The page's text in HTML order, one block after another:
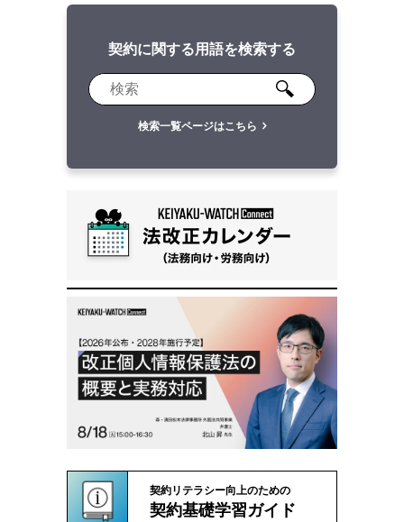
契約に関する用語を検索する
検索一覧ページはこちら
契約リテラシー向上のための
契約基礎学習ガイド